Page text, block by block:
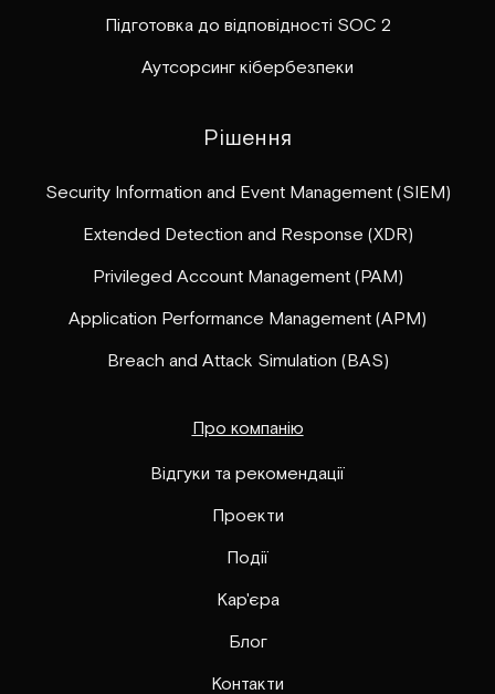
Підготовка до відповідності SOC 2
Аутсорсинг кібербезпеки
Рішення
Security Information and Event Management (SIEM)
Extended Detection and Response (XDR)
Privileged Account Management (PAM)
Application Performance Management (APM)
Breach and Attack Simulation (BAS)
Про компанію
Відгуки та рекомендації
Проекти
Події
Кар'єра
Блог
Контакти